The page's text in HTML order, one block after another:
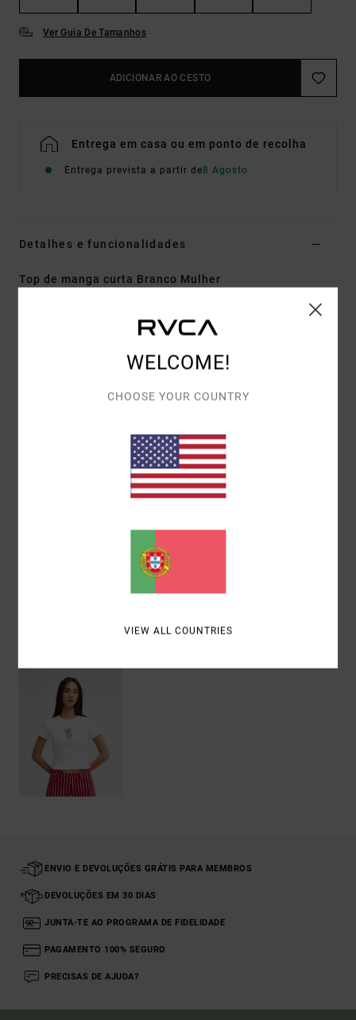
Ver Guia De Tamanhos
ADICIONAR AO CESTO
Entrega em casa ou em ponto de recolha
Entrega prevista a partir de8 Agosto
Detalhes e funcionalidades
Top de manga curta Branco Mulher
estampa bordada na pestampado frontal
[Tecido principal] 95% algodão orgânico, 5%
Envio& Devoluciones
Vistos recentemente
ENVIO E DEVOLUÇÕES GRÁTIS PARA MEMBROS
DEVOLUÇÕES EM 30 DIAS
JUNTA-TE AO PROGRAMA DE FIDELIDADE
PAGAMENTO 100% SEGURO
PRECISAS DE AJUDA?
WELCOME!
CHOOSE YOUR COUNTRY
VIEW ALL COUNTRIES